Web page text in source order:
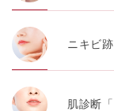
・お問い合わせ
・患者様のサー
・広告、宣伝、
ニキビ
肌診断